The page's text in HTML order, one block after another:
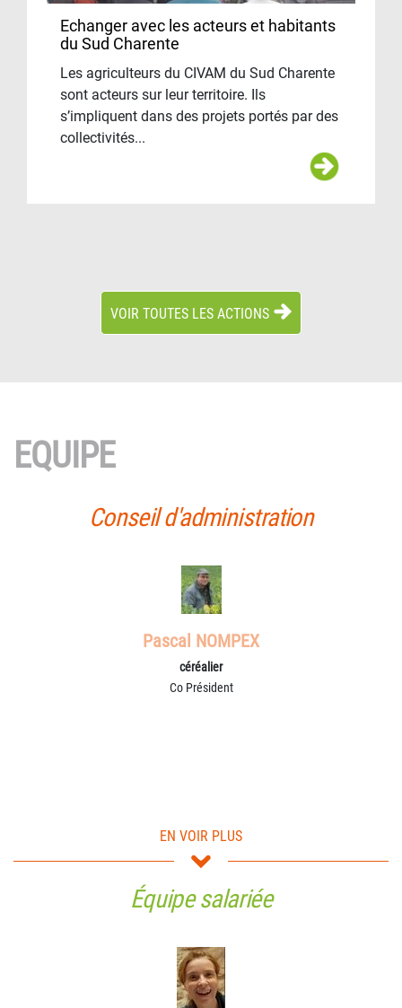
Echanger avec les acteurs et habitants
du Sud Charente
Les agriculteurs du CIVAM du Sud Charente
sont acteurs sur leur territoire. Ils
s’impliquent dans des projets portés par des
collectivités...
VOIR TOUTES LES ACTIONS
EQUIPE
Conseil d'administration
Pascal NOMPEX
céréalier
Co Président
céréalier
Co Président
EN VOIR PLUS
Équipe salariée